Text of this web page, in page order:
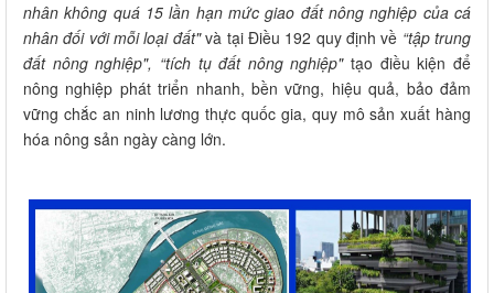
nhân không quá 15 lần hạn mức giao đất nông nghiệp của cá
nhân đối với mỗi loại đất"và tại Điều 192 quy định về “tập trung
đất nông nghiệp", “tích tụ đất nông nghiệp"tạo điều kiện để
nông nghiệp phát triển nhanh, bền vững, hiệu quả, bảo đảm
vững chắc an ninh lương thực quốc gia, quy mô sản xuất hàng
hóa nông sản ngày càng lớn.